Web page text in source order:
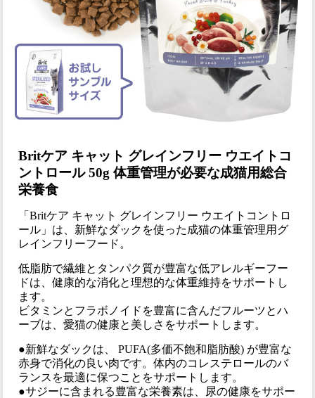
Britケア キャット グレインフリー ウエイトコ
ントロール 50g 体重管理が必要な成猫用総合
栄養食
「Britケア キャット グレインフリー ウエイトコントロ
ール」は、新鮮なダックを使った成猫の体重管理用グ
レインフリーフード。
低脂肪で繊維とタンパク質が豊富な低アレルギーフー
ドは、健康的な消化と理想的な体重維持をサポートし
ます。
ビタミンとフラボノイドを豊富に含んだフルーツとハ
ーブは、愛猫の健康と美しさをサポートします。
●新鮮なダックは、 PUFA(多価不飽和脂肪酸) が豊富な
赤身で消化の良い肉です。体内のコレステロールのバ
ランスを最適に保つことをサポートします。
●サジーに含まれる豊富な栄養素は、尿の健康をサポー